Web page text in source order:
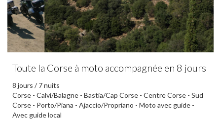
Toute la Corse à moto accompagnée en 8 jours
8 jours / 7 nuits
Corse - Calvi/Balagne - Bastia/Cap Corse - Centre Corse - Sud
Corse - Porto/Piana - Ajaccio/Propriano - Moto avec guide -
Avec guide local